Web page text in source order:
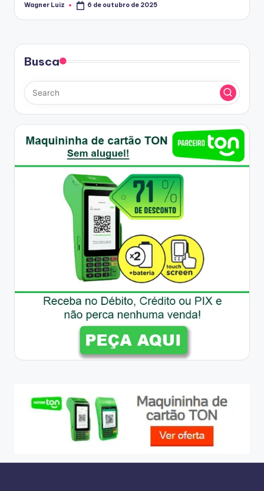
Posted
Wagner Luiz 6 de outubro de 2025
Busca